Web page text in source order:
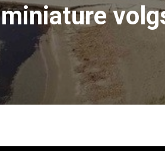
miniature